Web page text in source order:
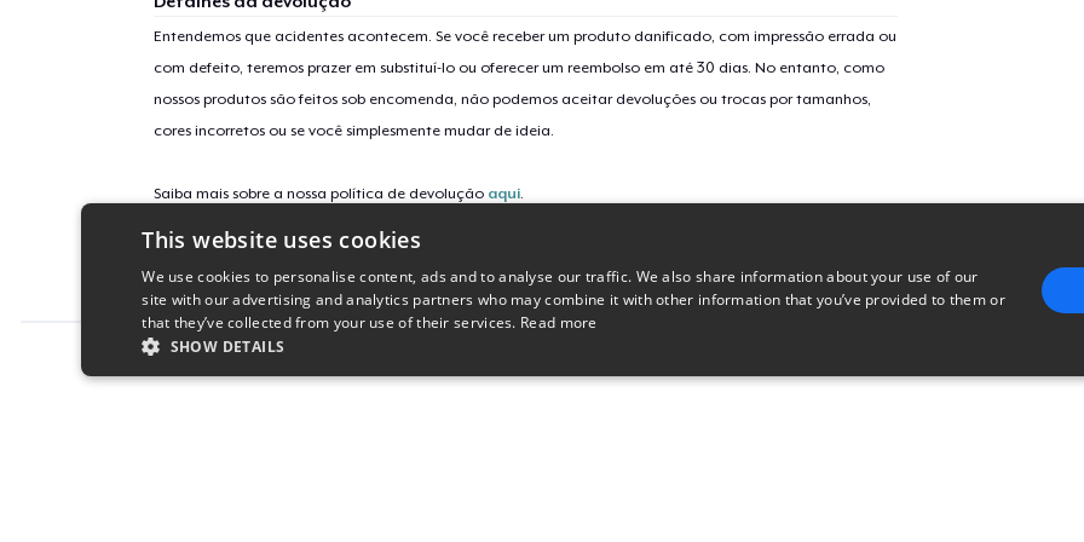
Entendemos que acidentes acontecem. Se você receber um produto danificado, com impressão errada ou
com defeito, teremos prazer em substituí-lo ou oferecer um reembolso em até 30 dias. No entanto, como
nossos produtos são feitos sob encomenda, não podemos aceitar devoluções ou trocas por tamanhos,
cores incorretos ou se você simplesmente mudar de ideia.
Saiba mais sobre a nossa política de devolução aqui.
Identificação da campanha
bandmizyami
This website uses cookies
We use cookies to personalise content, ads and to analyse our traffic. We also share information about your use of our
site with our advertising and analytics partners who may combine it with other information that you’ve provided to them or
that they’ve collected from your use of their services. Read more
SHOW DETAILS